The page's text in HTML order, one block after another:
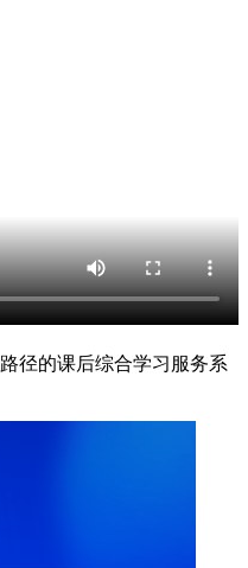
径的课后综合学习服务系